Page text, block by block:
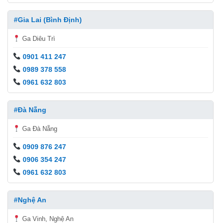
#Gia Lai (Bình Định)
Ga Diêu Trì
0901 411 247
0989 378 558
0961 632 803
#Đà Nẵng
Ga Đà Nẵng
0909 876 247
0906 354 247
0961 632 803
#Nghệ An
Ga Vinh, Nghệ An